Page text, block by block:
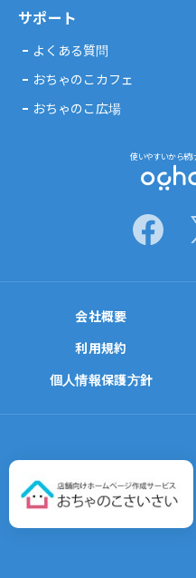
使いやすいから続
サポート
よくある質問
おちゃのこカフェ
おちゃのこ広場
会社概要
利用規約
個人情報保護方針